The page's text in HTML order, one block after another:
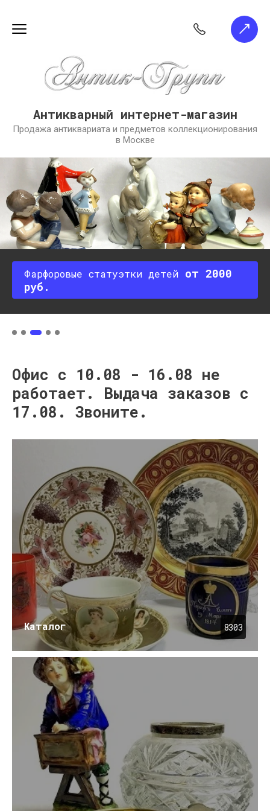
Антикварный интернет-магазин
Продажа антиквариата и предметов коллекционирования
в Москве
Фарфоровые статуэтки детей
от 2000
руб.
Офис с 10.08 - 16.08 не
работает. Выдача заказов с
17.08. Звоните.
Каталог 8303